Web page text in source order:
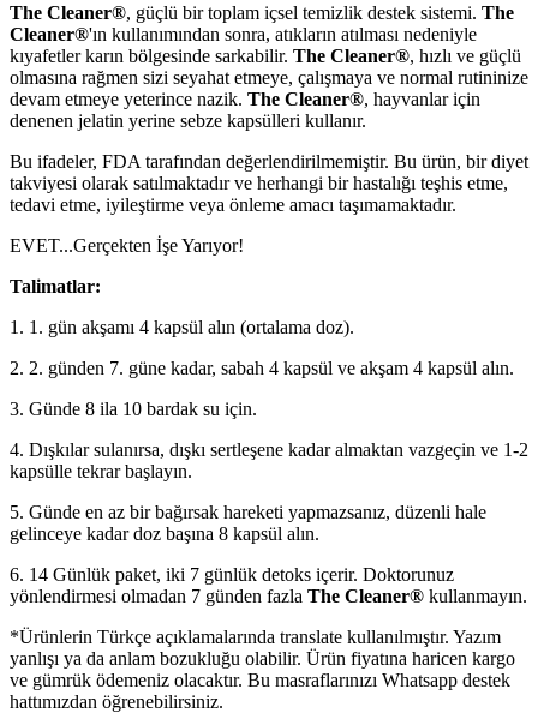
The Cleaner®, güçlü bir toplam içsel temizlik destek sistemi. The
Cleaner®'ın kullanımından sonra, atıkların atılması nedeniyle
kıyafetler karın bölgesinde sarkabilir. The Cleaner®, hızlı ve güçlü
olmasına rağmen sizi seyahat etmeye, çalışmaya ve normal rutininize
devam etmeye yeterince nazik. The Cleaner®, hayvanlar için
denenen jelatin yerine sebze kapsülleri kullanır.
Bu ifadeler, FDA tarafından değerlendirilmemiştir. Bu ürün, bir diyet
takviyesi olarak satılmaktadır ve herhangi bir hastalığı teşhis etme,
tedavi etme, iyileştirme veya önleme amacı taşımamaktadır.
EVET...Gerçekten İşe Yarıyor!
Talimatlar:
1. 1. gün akşamı 4 kapsül alın (ortalama doz).
2. 2. günden 7. güne kadar, sabah 4 kapsül ve akşam 4 kapsül alın.
3. Günde 8 ila 10 bardak su için.
4. Dışkılar sulanırsa, dışkı sertleşene kadar almaktan vazgeçin ve 1-2
kapsülle tekrar başlayın.
5. Günde en az bir bağırsak hareketi yapmazsanız, düzenli hale
gelinceye kadar doz başına 8 kapsül alın.
6. 14 Günlük paket, iki 7 günlük detoks içerir. Doktorunuz
yönlendirmesi olmadan 7 günden fazla The Cleaner® kullanmayın.
*Ürünlerin Türkçe açıklamalarında translate kullanılmıştır. Yazım
yanlışı ya da anlam bozukluğu olabilir. Ürün fiyatına haricen kargo
ve gümrük ödemeniz olacaktır. Bu masraflarınızı Whatsapp destek
hattımızdan öğrenebilirsiniz.